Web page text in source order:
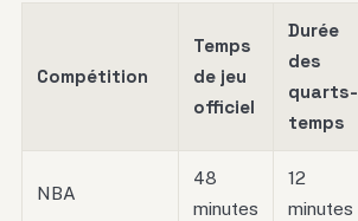
Compétition
Temps
de jeu
officiel
Durée
des
quarts-
temps
NBA
48
minutes
12
minutes